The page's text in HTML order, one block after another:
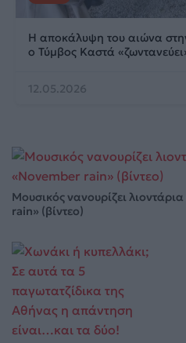
Η αποκάλυψη του αιώνα
ο Τύμβος Καστά
12.05.2026
Μουσικός νανουρίζει
rain» (βίντεο)